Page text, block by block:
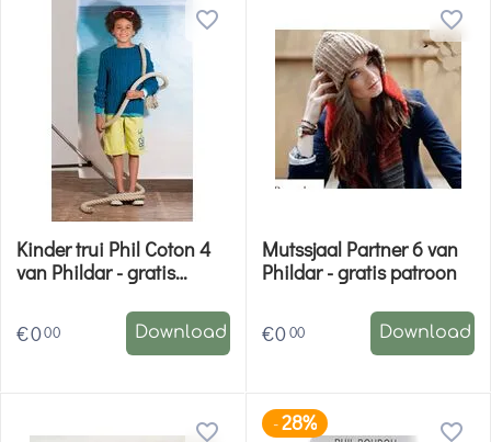
Kinder trui Phil Coton 4
van Phildar - gratis
€000 Download
Mutssjaal Partner 6 van
Phildar - gratis patroon
€000 Download
-28%